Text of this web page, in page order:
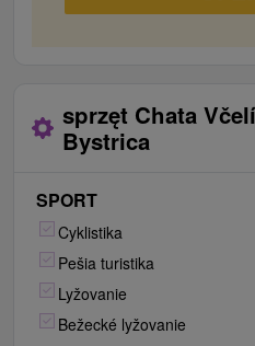
sprzęt Chata
Bystrica
SPORT
Cyklistika
Pešia turistika
Lyžovanie
Bežecké lyžovanie